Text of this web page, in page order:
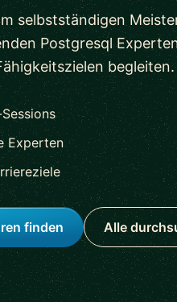
selbstständigen
Postgresql
begleiten.
Experten
finden Alle